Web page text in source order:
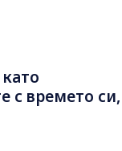
с времето си,